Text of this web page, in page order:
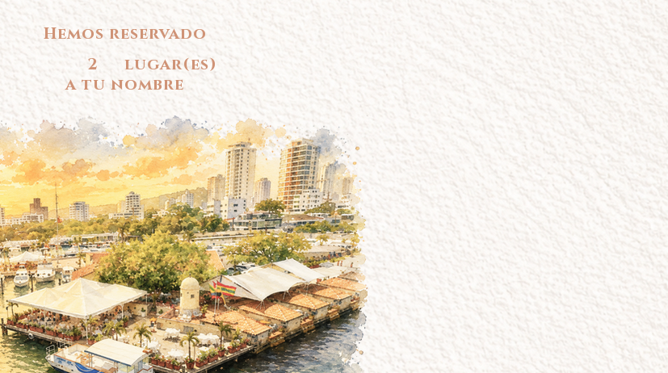
Hemos reservado
lugar(es)
2
a tu nombre